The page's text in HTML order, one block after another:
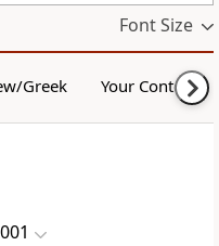
Font Size
Greek Your Content